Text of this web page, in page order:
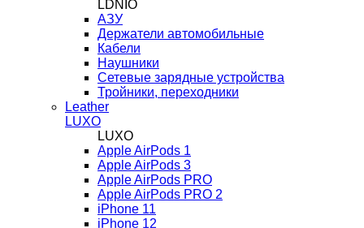
LDNIO
АЗУ
Держатели автомобильные
Кабели
Наушники
Сетевые зарядные устройства
Тройники, переходники
Leather
LUXO
LUXO
Apple AirPods 1
Apple AirPods 3
Apple AirPods PRO
Apple AirPods PRO 2
iPhone 11
iPhone 12